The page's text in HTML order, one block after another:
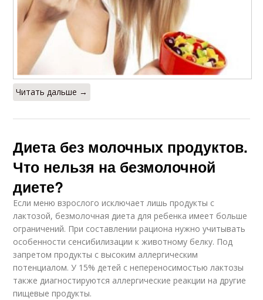
Читать дальше →
Диета без молочных продуктов.
Что нельзя на безмолочной
диете?
Если меню взрослого исключает лишь продукты с
лактозой, безмолочная диета для ребенка имеет больше
ограничений. При составлении рациона нужно учитывать
особенности сенсибилизации к животному белку. Под
запретом продукты с высоким аллергическим
потенциалом. У 15% детей с непереносимостью лактозы
также диагностируются аллергические реакции на другие
пищевые продукты.